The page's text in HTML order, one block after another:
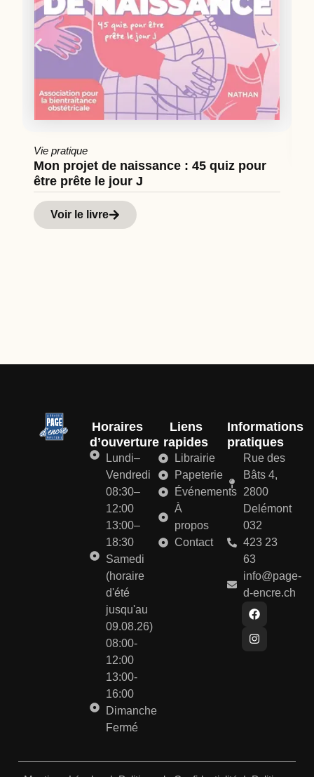
Vie pratique
Mon projet de naissance : 45 quiz pour
être prête le jour J
Voir le livre
Horaires
d’ouverture
Lundi–
Vendredi
08:30–
12:00
13:00–
18:30
Samedi
(horaire
d'été
jusqu'au
09.08.26)
08:00-
12:00
13:00-
16:00
Dimanche
Fermé
Liens
rapides
Librairie
Papeterie
Événements
À
propos
Contact
Informations
pratiques
Rue des
Bâts 4,
2800
Delémont
032
423 23
63
info@page-
d-encre.ch